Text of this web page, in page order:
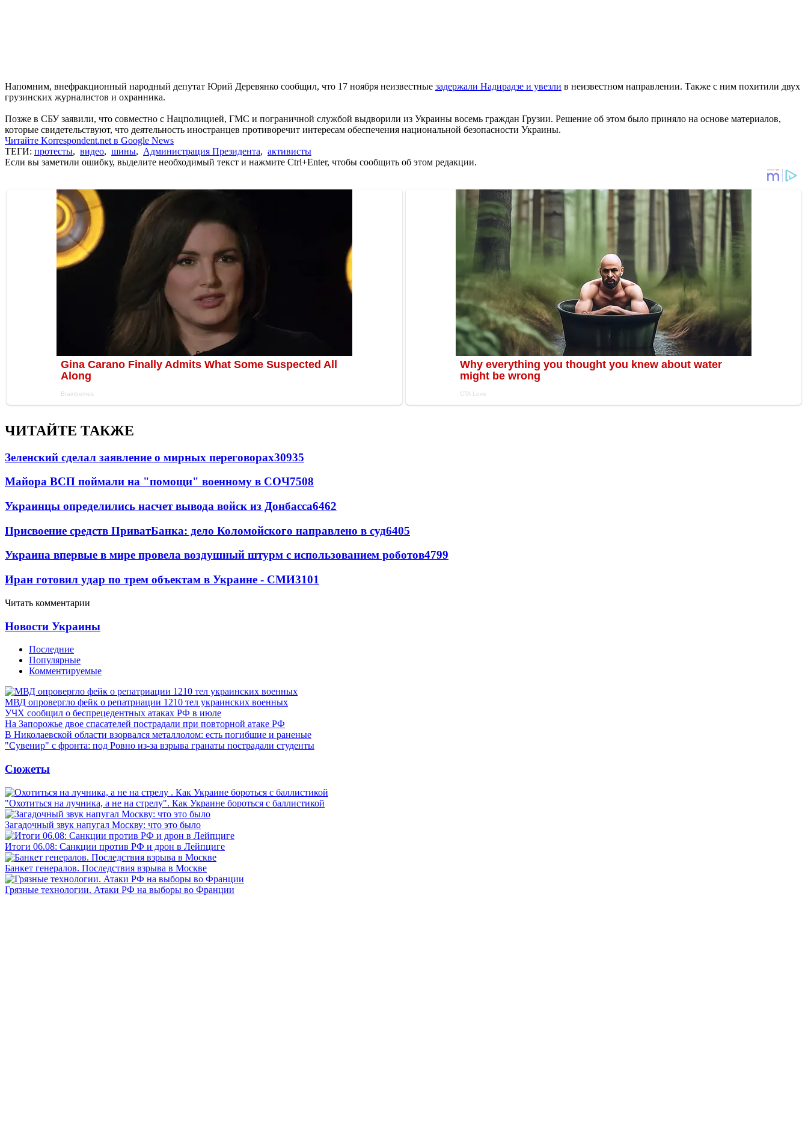
Напомним, внефракционный народный депутат Юрий Деревянко сообщил, что 17 ноября неизвестные задержали Надирадзе и увезли в неизвестном направлении. Также с ним похитили двух
грузинских журналистов и охранника.
Позже в СБУ заявили, что совместно с Нацполицией, ГМС и пограничной службой выдворили из Украины восемь граждан Грузии. Решение об этом было приняло на основе материалов,
которые свидетельствуют, что деятельность иностранцев противоречит интересам обеспечения национальной безопасности Украины.
Читайте Korrespondent.net в Google News
ТЕГИ: протесты, видео, шины, Администрация Президента, активисты
Если вы заметили ошибку, выделите необходимый текст и нажмите Ctrl+Enter, чтобы сообщить об этом редакции.
ЧИТАЙТЕ ТАКЖЕ
Зеленский сделал заявление о мирных переговорах30935
Майора ВСП поймали на "помощи" военному в СОЧ7508
Украинцы определились насчет вывода войск из Донбасса6462
Присвоение средств ПриватБанка: дело Коломойского направлено в суд6405
Украина впервые в мире провела воздушный штурм с использованием роботов4799
Иран готовил удар по трем объектам в Украине - СМИ3101
Читать комментарии
Новости Украины
Последние
Популярные
Комментируемые
МВД опровергло фейк о репатриации 1210 тел украинских военных
УЧХ сообщил о беспрецедентных атаках РФ в июле
На Запорожье двое спасателей пострадали при повторной атаке РФ
В Николаевской области взорвался металлолом: есть погибшие и раненые
"Сувенир" с фронта: под Ровно из-за взрыва гранаты пострадали студенты
Сюжеты
"Охотиться на лучника, а не на стрелу". Как Украине бороться с баллистикой
Загадочный звук напугал Москву: что это было
Итоги 06.08: Санкции против РФ и дрон в Лейпциге
Банкет генералов. Последствия взрыва в Москве
Грязные технологии. Атаки РФ на выборы во Франции